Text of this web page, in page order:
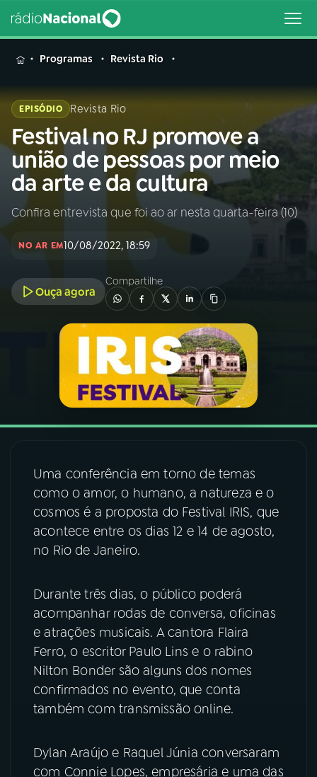
MENU
Buscar
na
Rádio
Nacional
Buscar
AO VIVO
02A RÁDIO
PROGRAMAÇÃO
PROGRAMAS
06VIDEOCASTS
07 ÚLTIMAS
ACOMPANHE A RÁDIO NACIONAL
YouTube
Instagram X
Programas Revista Rio
EPISÓDIO Revista Rio
Festival no RJ promove a
união de pessoas por meio
da arte e da cultura
Confira entrevista que foi ao ar nesta quarta-feira (10)
NO AR EM10/08/2022, 18:59
Ouça agora
Compartilhe
Uma conferência em torno de temas
como o amor, o humano, a natureza e o
cosmos é a proposta do Festival IRIS, que
acontece entre os dias 12 e 14 de agosto,
no Rio de Janeiro.
Durante três dias, o público poderá
acompanhar rodas de conversa, oficinas
e atrações musicais. A cantora Flaira
Ferro, o escritor Paulo Lins e o rabino
Nilton Bonder são alguns dos nomes
confirmados no evento, que conta
também com transmissão online.
Dylan Araújo e Raquel Júnia conversaram
com Connie Lopes, empresária e uma das